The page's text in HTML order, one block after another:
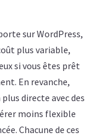
sur WordPress,
plus variable,
si vous êtes prêt
En revanche,
directe avec des
moins flexible
Chacune de ces